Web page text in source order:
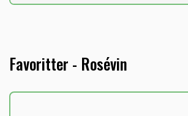
Favoritter - Rosévin